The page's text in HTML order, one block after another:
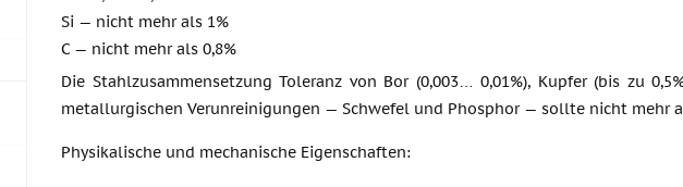
Si — nicht mehr als 1%
C — nicht mehr als 0,8%
Die Stahlzusammensetzung Toleranz von Bor (0,003… 0,01%), Kupfer (bis zu
metallurgischen Verunreinigungen — Schwefel und Phosphor — sollte nicht mehr
Physikalische und mechanische Eigenschaften: